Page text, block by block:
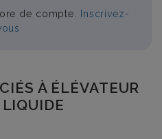
de compte.
Inscrivez-
À ÉLÉVATEUR